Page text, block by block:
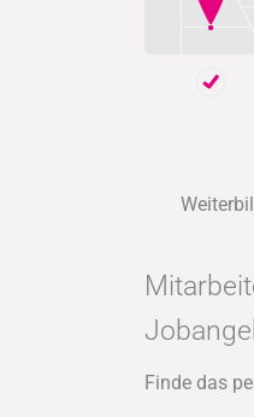
Finde das